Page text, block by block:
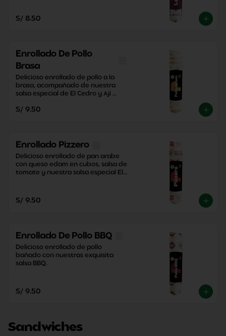
S/ 8.50
Enrollado De Pollo
Brasa
Delicioso enrollado de pollo a la
brasa, acompañado de nuestra
salsa especial de El Cedro y Ají
papa dorada.
S/ 9.50
Enrollado Pizzero
Delicioso enrollado de pan arabe
con queso edam en cubos, salsa de
tomate y nuestra salsa especial El
S/ 9.50
Enrollado De Pollo BBQ
Delicioso enrollado de pollo
bañado con nuestras exquisita
salsa BBQ.
S/ 9.50
Sandwiches